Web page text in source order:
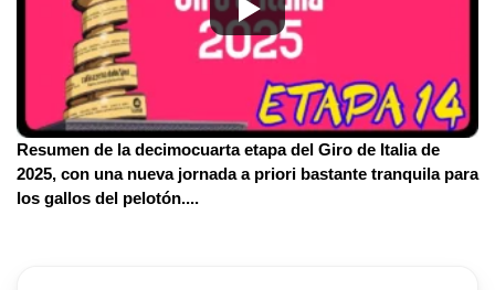
Resumen de la decimocuarta etapa del Giro de Italia de
2025, con una nueva jornada a priori bastante tranquila para
los gallos del pelotón....